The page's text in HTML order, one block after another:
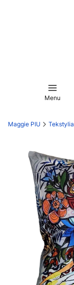
Menu
Maggie PIU Tekstylia